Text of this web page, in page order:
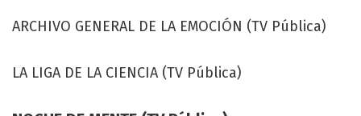
ARCHIVO GENERAL DE LA EMOCIÓN (TV Pública)
LA LIGA DE LA CIENCIA (TV Pública)